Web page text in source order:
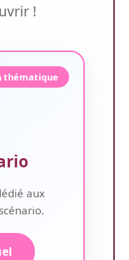
!
thématique
aux